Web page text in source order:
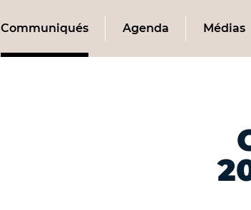
Communiqués Agenda Médias